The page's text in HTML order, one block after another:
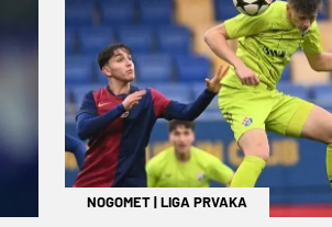
NOGOMET|LIGA PRVAKA